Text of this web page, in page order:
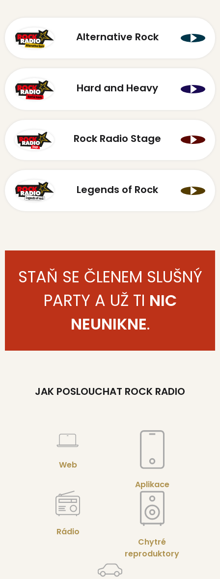
Alternative Rock
Hard and Heavy
Rock Radio Stage
Legends of Rock
STAŇ SE ČLENEM SLUŠNÝ
PARTY A UŽ TI NIC
NEUNIKNE.
JAK POSLOUCHAT ROCK RADIO
Web
Aplikace
Rádio
Chytré
reproduktory